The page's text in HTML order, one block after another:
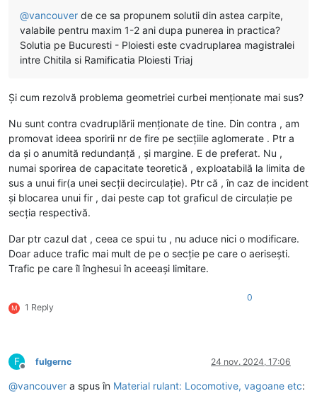
@vancouver de ce sa propunem solutii din astea carpite,
valabile pentru maxim 1-2 ani dupa punerea in practica?
Solutia pe Bucuresti - Ploiesti este cvadruplarea magistralei
intre Chitila si Ramificatia Ploiesti Triaj
Și cum rezolvă problema geometriei curbei menționate mai sus?
Nu sunt contra cvadruplării menționate de tine. Din contra , am
promovat ideea sporirii nr de fire pe secțiile aglomerate . Ptr a
da și o anumită redundanță , și margine. E de preferat. Nu ,
numai sporirea de capacitate teoretică , exploatabilă la limita de
sus a unui fir(a unei secții decirculație). Ptr că , în caz de incident
și blocarea unui fir , dai peste cap tot graficul de circulație pe
secția respectivă.
Dar ptr cazul dat , ceea ce spui tu , nu aduce nici o modificare.
Doar aduce trafic mai mult de pe o secție pe care o aerisești.
Trafic pe care îl înghesui în aceeași limitare.
M 1 Reply
0
F
Deconectat
fulgernc 24 nov. 2024, 17:06
@vancouver a spus în Material rulant: Locomotive, vagoane etc: